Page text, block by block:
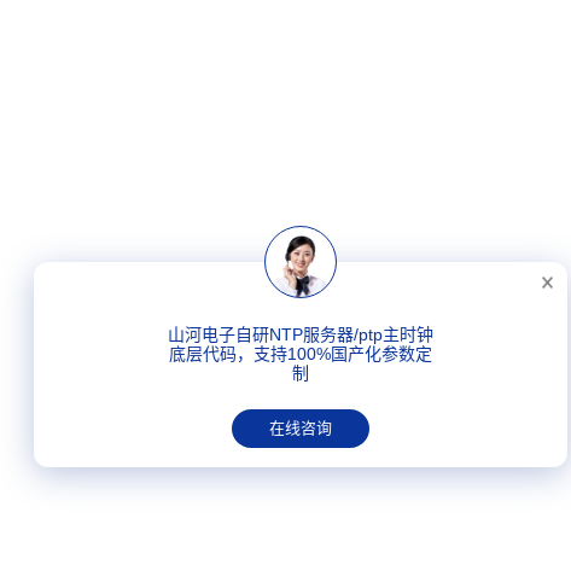
山河电子自研NTP服务器/ptp主时钟
底层代码，支持100%国产化参数定
制
在线咨询